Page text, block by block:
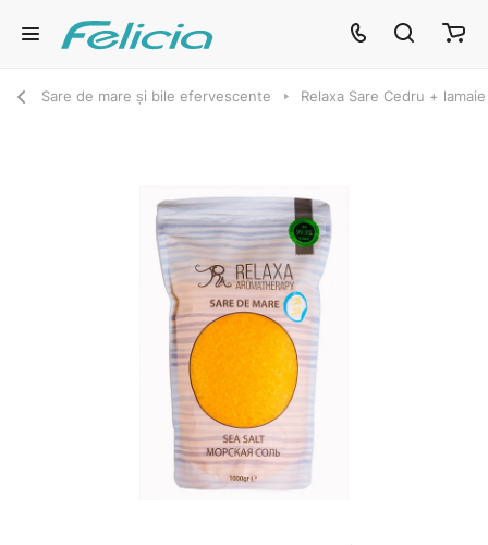
Sare de mare și bile efervescente Relaxa Sare Cedru +